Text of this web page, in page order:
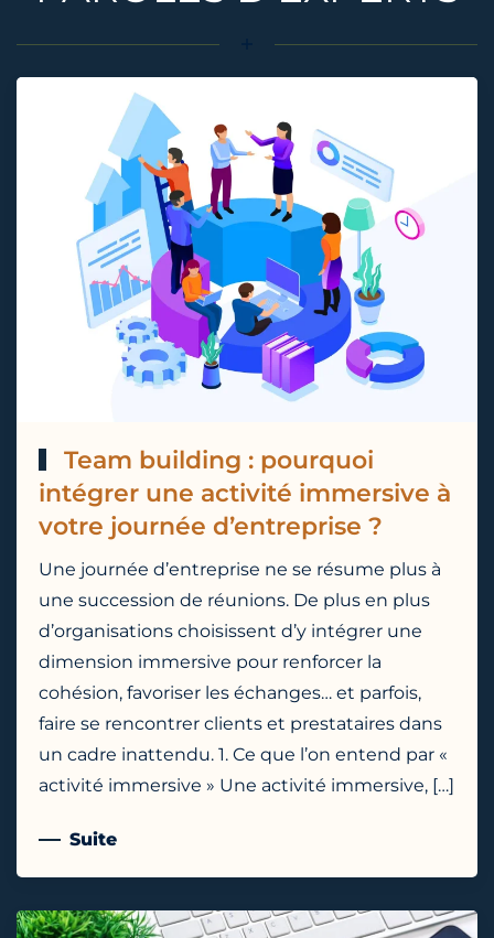
Team building : pourquoi
intégrer une activité immersive à
votre journée d’entreprise ?
Une journée d’entreprise ne se résume plus à
une succession de réunions. De plus en plus
d’organisations choisissent d’y intégrer une
dimension immersive pour renforcer la
cohésion, favoriser les échanges… et parfois,
faire se rencontrer clients et prestataires dans
un cadre inattendu. 1. Ce que l’on entend par «
activité immersive » Une activité immersive, […]
Suite